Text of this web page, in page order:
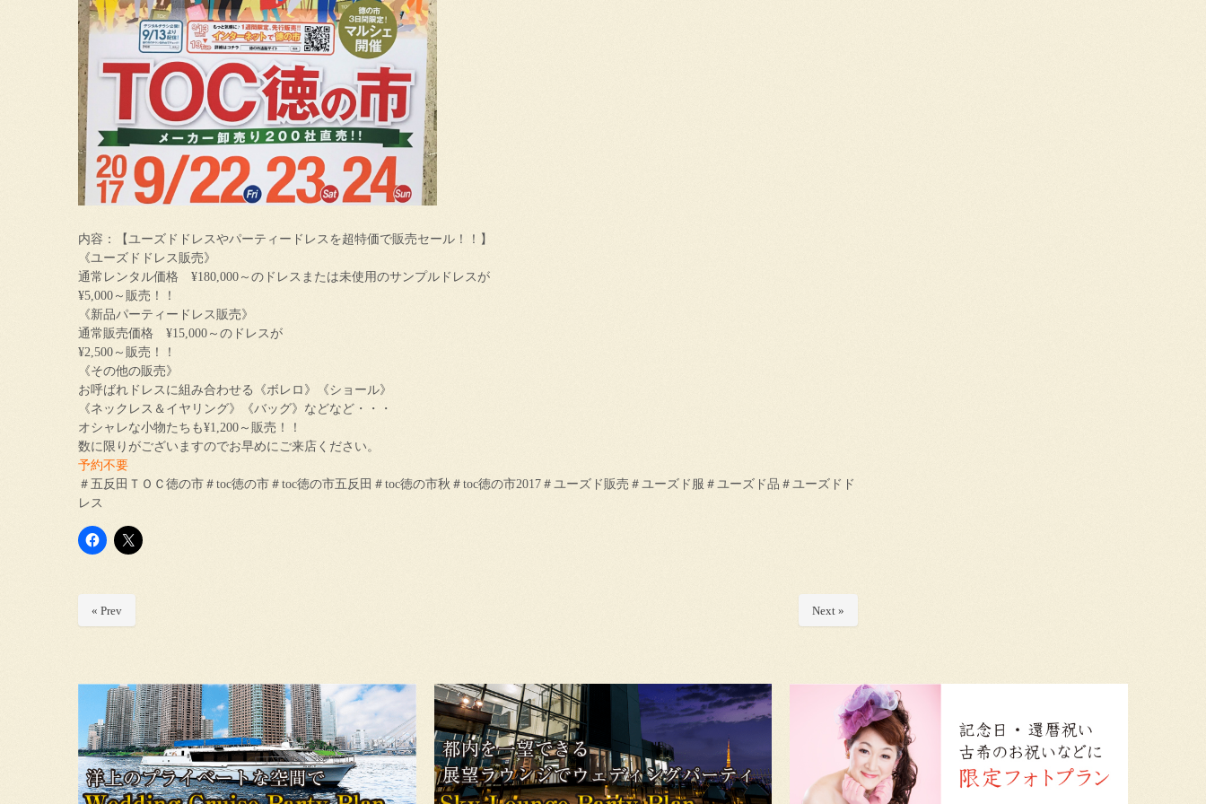
内容：【ユーズドドレスやパーティードレスを超特価で販売セール！！】
《ユーズドドレス販売》
通常レンタル価格 ¥180,000～のドレスまたは未使用のサンプルドレスが
¥5,000～販売！！
《新品パーティードレス販売》
通常販売価格 ¥15,000～のドレスが
¥2,500～販売！！
《その他の販売》
お呼ばれドレスに組み合わせる《ボレロ》《ショール》
《ネックレス＆イヤリング》《バッグ》などなど・・・
オシャレな小物たちも¥1,200～販売！！
数に限りがございますのでお早めにご来店ください。
予約不要
＃五反田ＴＯＣ徳の市＃toc徳の市＃toc徳の市五反田＃toc徳の市秋＃toc徳の市2017＃ユーズド販売＃ユーズド服＃ユーズド品＃ユーズドド
レス
« Prev Next »